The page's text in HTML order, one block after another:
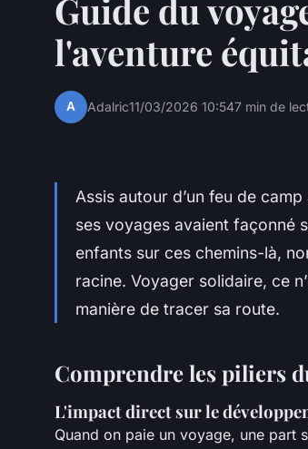
Guide du
l'aventure
A Adalric11/03/2026 10:547 min de
Assis autour d’un feu de
ses voyages avaient façonné
enfants sur ces chemins-là,
racine. Voyager solidaire, ce
manière de tracer sa route.
Comprendre les piliers
L'impact direct sur le
Quand on paie un voyage, une part